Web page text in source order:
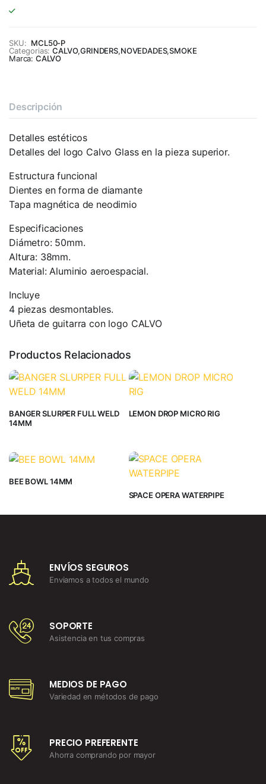
SKU: MCL50-P
Categorias: CALVO,GRINDERS,NOVEDADES,SMOKE
Marca: CALVO
Descripción
Detalles estéticos
Detalles del logo Calvo Glass en la pieza superior.
Estructura funcional
Dientes en forma de diamante
Tapa magnética de neodimio
Especificaciones
Diámetro: 50mm.
Altura: 38mm.
Material: Aluminio aeroespacial.
Incluye
4 piezas desmontables.
Uñeta de guitarra con logo CALVO
Productos Relacionados
BANGER SLURPER FULL WELD
14MM
LEMON DROP MICRO RIG
BEE BOWL 14MM
SPACE OPERA WATERPIPE
ENVÍOS SEGUROS
Enviamos a todos el mundo
SOPORTE
Asistencia en tus compras
MEDIOS DE PAGO
Variedad en métodos de pago
PRECIO PREFERENTE
Ahorra comprando por mayor